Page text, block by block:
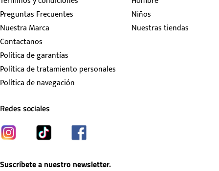
Preguntas Frecuentes
Nuestra Marca
Contactanos
Política de garantías
Política de tratamiento personales
Política de navegación
Niños
Nuestras tiendas
Redes sociales
Suscríbete a nuestro newsletter.